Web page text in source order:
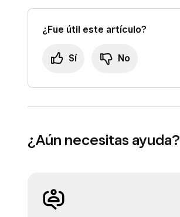
¿Fue útil este artículo?
Sí No
¿Aún necesitas ayuda?